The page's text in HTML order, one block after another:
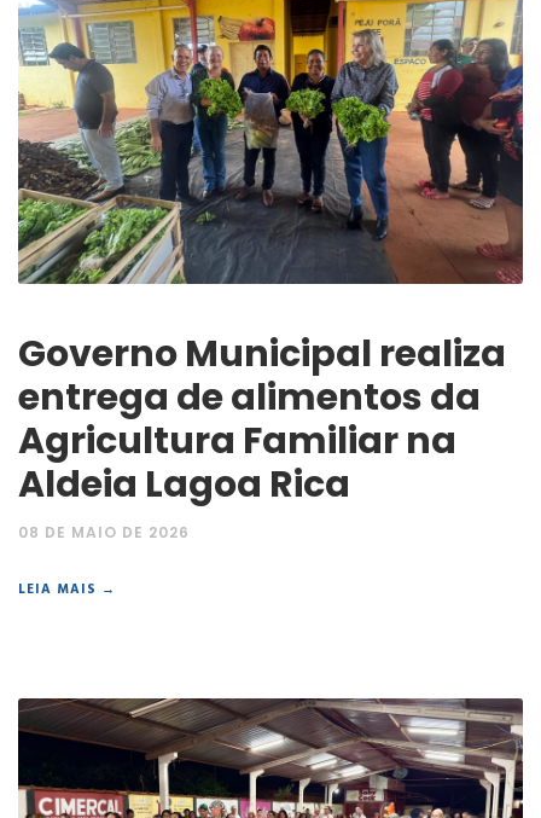
Governo Municipal realiza
entrega de alimentos da
Agricultura Familiar na
Aldeia Lagoa Rica
08 DE MAIO DE 2026
LEIA MAIS →